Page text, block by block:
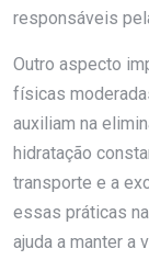
responsáveis
Outro aspecto
físicas
auxiliam na
hidratação
transporte e a
essas práticas
ajuda a manter a